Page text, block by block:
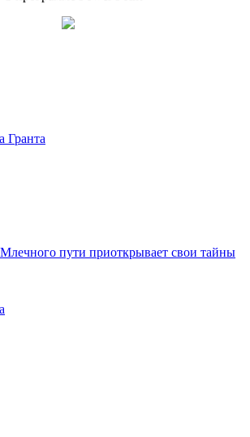
Гранта
Млечного пути приоткрывает свои тайны